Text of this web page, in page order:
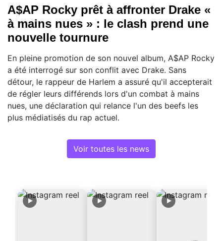
A$AP Rocky prêt à affronter Drake «
à mains nues » : le clash prend une
nouvelle tournure
En pleine promotion de son nouvel album, A$AP Rocky
a été interrogé sur son conflit avec Drake. Sans
détour, le rappeur de Harlem a assuré qu'il accepterait
de régler leurs différends lors d'un combat à mains
nues, une déclaration qui relance l'un des beefs les
plus médiatisés du rap actuel.
Voir toutes les news